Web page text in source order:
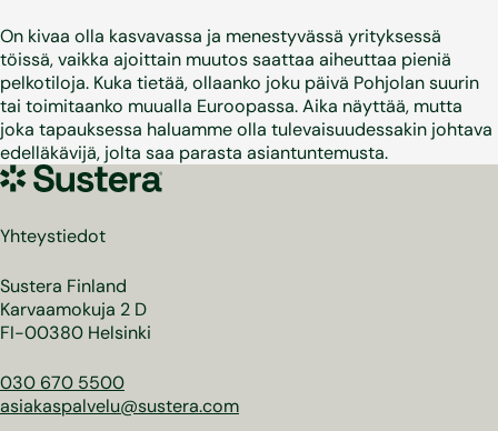
On kivaa olla kasvavassa ja menestyvässä yrityksessä
töissä, vaikka ajoittain muutos saattaa aiheuttaa pieniä
pelkotiloja. Kuka tietää, ollaanko joku päivä Pohjolan suurin
tai toimitaanko muualla Euroopassa. Aika näyttää, mutta
joka tapauksessa haluamme olla tulevaisuudessakin johtava
edelläkävijä, jolta saa parasta asiantuntemusta.
Sustera
Yhteystiedot
Sustera Finland
Karvaamokuja 2 D
FI-00380 Helsinki
030 670 5500
asiakaspalvelu@sustera.com